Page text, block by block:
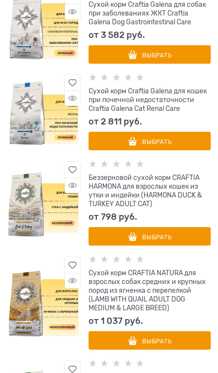
Сухой корм Craftia Galena для собак
при заболеваниях ЖКТ Craftia
Galena Dog Gastrointestinal Care
от3 582 руб.
ВЫБРАТЬ
Сухой корм Craftia Galena для кошек
при почечной недостаточности
Craftia Galena Cat Renal Care
от2 811 руб.
ВЫБРАТЬ
Беззерновой сухой корм CRAFTIA
HARMONA для взрослых кошек из
утки и индейки (HARMONA DUCK &
TURKEY ADULT CAT)
от798 руб.
ВЫБРАТЬ
Сухой корм CRAFTIA NATURA для
взрослых собак средних и крупных
пород из ягненка с перепелкой
(LAMB WITH QUAIL ADULT DOG
MEDIUM & LARGE BREED)
от1 037 руб.
ВЫБРАТЬ